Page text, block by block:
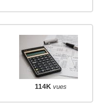
114K vues